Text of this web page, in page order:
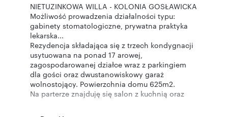
NIETUZINKOWA WILLA - KOLONIA GOSŁAWICKA
Możliwość prowadzenia działalności typu:
gabinety stomatologiczne, prywatna praktyka
lekarska...
Rezydencja składająca się z trzech kondygnacji
usytuowana na ponad 17 arowej,
zagospodarowanej działce wraz z parkingiem
dla gości oraz dwustanowiskowy garaż
wolnostojący. Powierzchnia domu 625m2.
Na parterze znajduję się salon z kuchnią oraz